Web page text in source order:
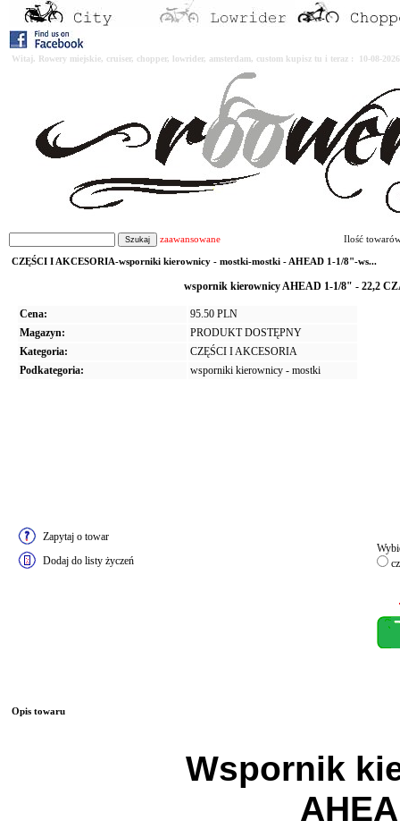
Witaj. Rowery miejskie, cruiser, chopper, lowrider, amsterdam, custom kupisz tu i teraz : 10-08-
zaawansowane Ilość
CZĘŚCI I AKCESORIA-wsporniki kierownicy - mostki-mostki - AHEAD 1-1/8"-ws...
wspornik kierownicy AHEAD 1-1/8" - 22,2
Cena:
95.50 PLN
Magazyn:
PRODUKT DOSTĘPNY
Kategoria:
CZĘŚCI I AKCESORIA
Podkategoria:
wsporniki kierownicy - mostki
Zapytaj o towar
Dodaj do listy życzeń
Opis towaru
Wspornik